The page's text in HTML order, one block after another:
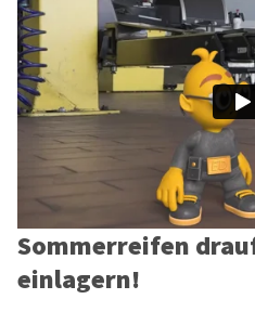
Sommerreifen
einlagern!